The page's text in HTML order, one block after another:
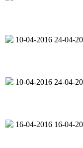
10-04-2016 24-04-
10-04-2016 24-04-
16-04-2016 16-04-